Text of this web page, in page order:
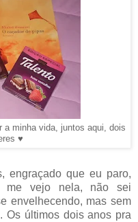
a minha vida, juntos aqui, dois
♥
engraçado que eu paro,
me vejo nela, não sei
envelhecendo, mas sem
Os últimos dois anos pra